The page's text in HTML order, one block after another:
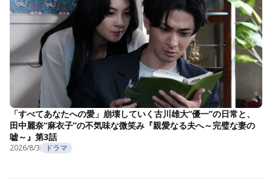
「すべてあなたへの愛」崩壊していく古川雄大“優一”の日常と、
田中麗奈“麻衣子”の不気味な微笑み『親愛なる夫へ～完璧な妻の
嘘～』第3話
2026/8/3 ドラマ